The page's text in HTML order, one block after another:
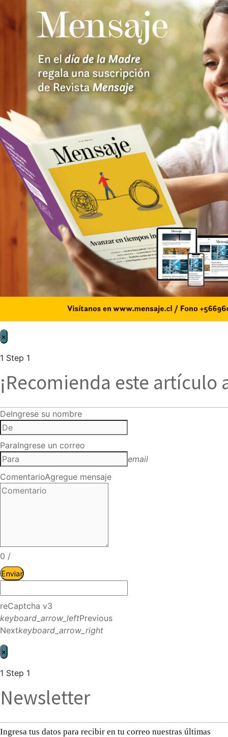
×
1 Step 1
¡Recomienda este artículo
DeIngrese su nombre
ParaIngrese un correo
email
ComentarioAgregue mensaje
0 /
Enviar
reCaptcha v3
keyboard_arrow_leftPrevious
Nextkeyboard_arrow_right
×
1 Step 1
Newsletter
Ingresa tus datos para recibir en tu correo nuestras últimas